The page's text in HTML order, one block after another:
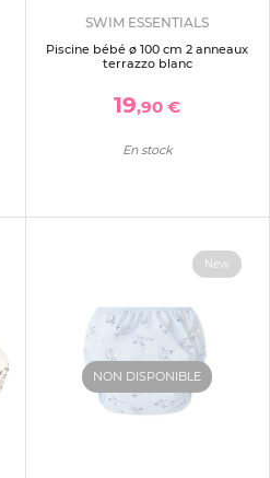
SWIM ESSENTIALS
Piscine bébé ø 100 cm 2 anneaux
terrazzo blanc
19,90 €
En stock
NON DISPONIBLE
New